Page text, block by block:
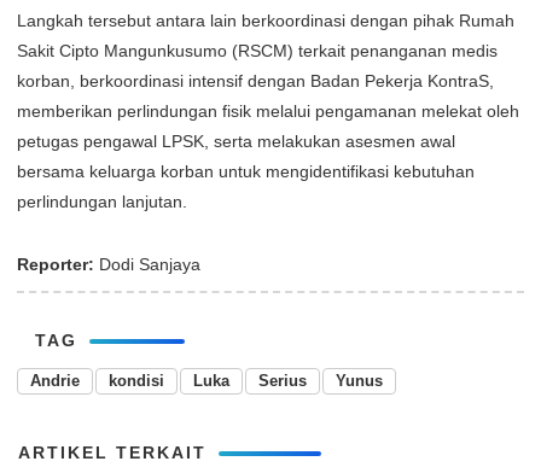
Langkah tersebut antara lain berkoordinasi dengan pihak Rumah
Sakit Cipto Mangunkusumo (RSCM) terkait penanganan medis
korban, berkoordinasi intensif dengan Badan Pekerja KontraS,
memberikan perlindungan fisik melalui pengamanan melekat oleh
petugas pengawal LPSK, serta melakukan asesmen awal
bersama keluarga korban untuk mengidentifikasi kebutuhan
perlindungan lanjutan.
Reporter: Dodi Sanjaya
TAG
Andrie kondisi Luka Serius Yunus
ARTIKEL TERKAIT